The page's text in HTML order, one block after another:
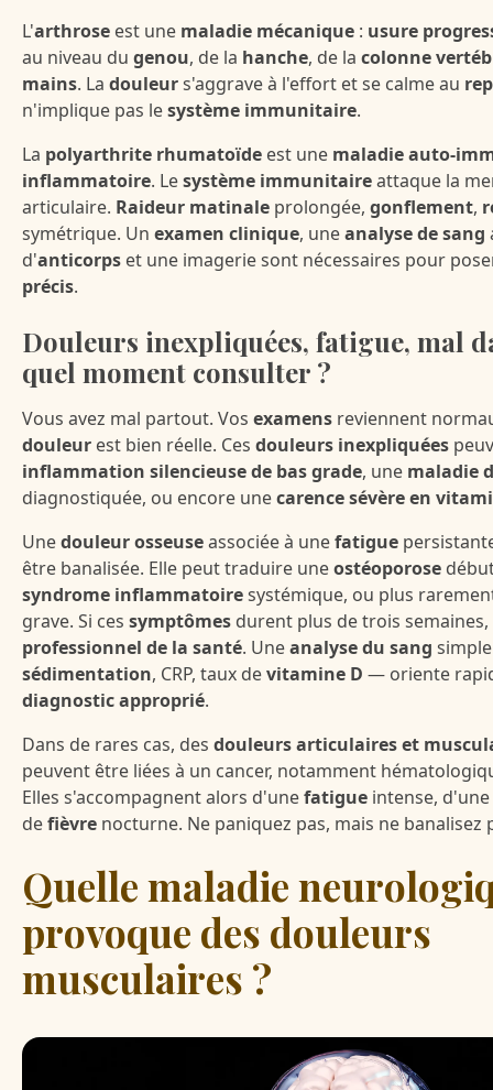
L'arthrose est une maladie mécanique : usure
au niveau du genou, de la hanche, de la colonne
mains. La douleurs'aggrave à l'effort et se calme au
n'implique pas lesystème immunitaire.
La polyarthrite rhumatoïde est une maladie auto-
inflammatoire. Lesystème immunitaireattaque la
articulaire. Raideur matinale prolongée, gonflement,
symétrique. Un examen clinique, uneanalyse de sang
d'anticorps et une imagerie sont nécessaires pour
précis.
Douleurs inexpliquées, fatigue, mal
quel moment consulter ?
Vous avez mal partout. Vos examens reviennent
douleur est bien réelle. Ces douleurs inexpliquées
inflammation silencieuse de bas grade, une maladie
diagnostiquée, ou encore unecarence sévère en
Unedouleur osseuseassociée à unefatigue
être banalisée. Elle peut traduire uneostéoporose
syndrome inflammatoiresystémique, ou plus
grave. Si ces symptômes durent plus de trois semaines,
professionnel de la santé. Uneanalyse du sang
sédimentation, CRP, taux devitamine D — oriente
diagnostic approprié.
Dans de rares cas, des douleurs articulaires et
peuvent être liées à un cancer, notamment
Elles s'accompagnent alors d'unefatigue intense,
defièvre nocturne. Ne paniquez pas, mais ne banalisez
Quelle maladie
provoque des douleurs
musculaires ?